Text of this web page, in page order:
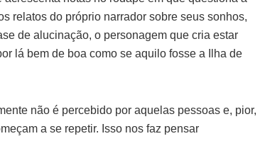
relatos do próprio narrador sobre seus sonhos,
de alucinação, o personagem que cria estar
lá bem de boa como se aquilo fosse a Ilha de
não é percebido por aquelas pessoas e, pior,
a se repetir. Isso nos faz pensar